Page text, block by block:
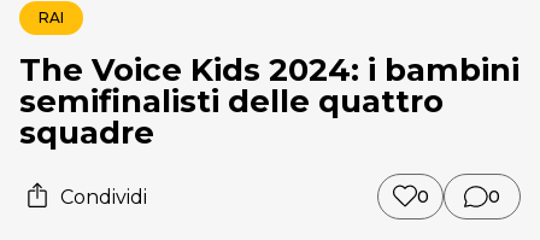
RAI
The Voice Kids 2024: i bambini
semifinalisti delle quattro
squadre
Condividi 0 0